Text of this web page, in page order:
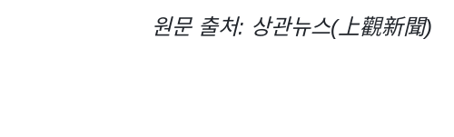
원문 출처: 상관뉴스(上觀新聞)